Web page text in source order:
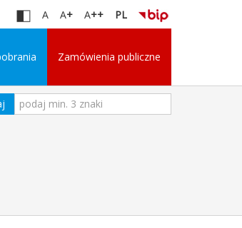
A A+ A++ PL
Zamówienia publiczne